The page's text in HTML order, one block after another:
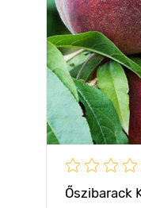
Őszibarack